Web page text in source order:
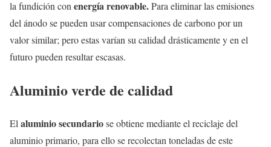
la fundición con energía renovable.Para eliminar las emisiones
del ánodo se pueden usar compensaciones de carbono por un
valor similar; pero estas varían su calidad drásticamente y en el
futuro pueden resultar escasas.
Aluminio verde de calidad
El aluminio secundariose obtiene mediante el reciclaje del
aluminio primario, para ello se recolectan toneladas de este